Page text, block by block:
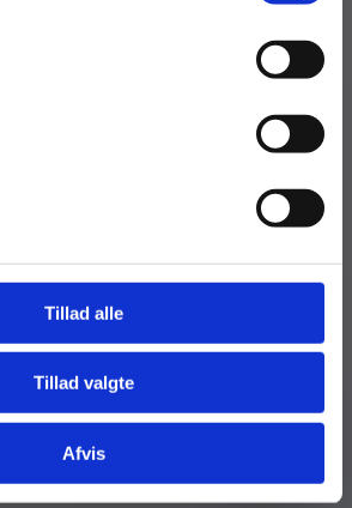
Tillad alle
Tillad valgte
Afvis